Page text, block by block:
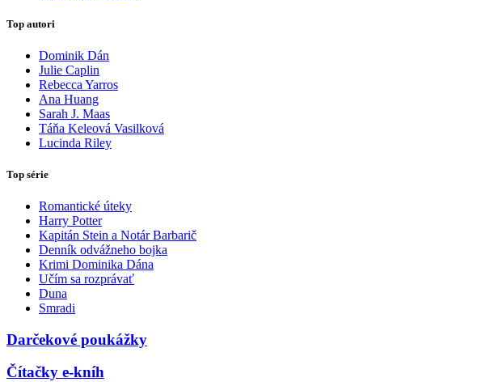
Top autori
Dominik Dán
Julie Caplin
Rebecca Yarros
Ana Huang
Sarah J. Maas
Táňa Keleová Vasilková
Lucinda Riley
Top série
Romantické úteky
Harry Potter
Kapitán Stein a Notár Barbarič
Denník odvážneho bojka
Krimi Dominika Dána
Učím sa rozprávať
Duna
Smradi
Darčekové poukážky
Čítačky e-kníh